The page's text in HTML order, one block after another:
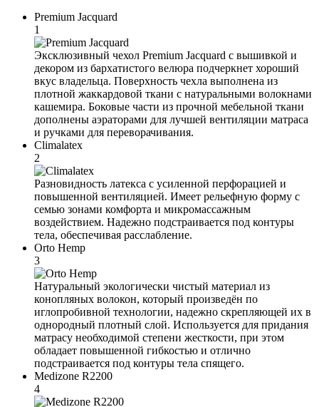
Premium Jacquard
1
Эксклюзивный чехол Premium Jacquard с вышивкой и
декором из бархатистого велюра подчеркнет хороший
вкус владельца. Поверхность чехла выполнена из
плотной жаккардовой ткани с натуральными волокнами
кашемира. Боковые части из прочной мебельной ткани
дополнены аэраторами для лучшей вентиляции матраса
и ручками для переворачивания.
Climalatex
2
Разновидность латекса с усиленной перфорацией и
повышенной вентиляцией. Имеет рельефную форму с
семью зонами комфорта и микромассажным
воздействием. Надежно подстраивается под контуры
тела, обеспечивая расслабление.
Orto Hemp
3
Натуральный экологически чистый материал из
конопляных волокон, который произведён по
иглопробивной технологии, надежно скрепляющей их в
однородный плотный слой. Используется для придания
матрасу необходимой степени жесткости, при этом
обладает повышенной гибкостью и отлично
подстраивается под контуры тела спящего.
Medizone R2200
4